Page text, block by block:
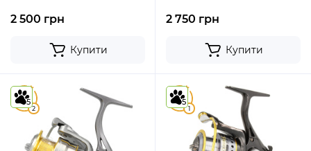
2 500 грн
Купити
2 750 грн
Купити
5
2
5 5
1
5